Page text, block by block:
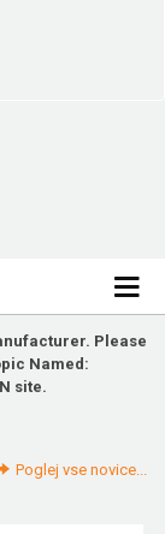
Please
Named:
site.
Poglej vse novice...